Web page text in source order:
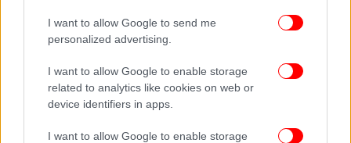
I want to allow Google to send me
personalized advertising.
I want to allow Google to enable storage
related to analytics like cookies on web or
device identifiers in apps.
I want to allow Google to enable storage
ΟΛΕΣ ΟΙ ΕΙΔΗΣΕΙΣ
Στοχευμένα μέτρα ύψους 2 δις από την κυβέρνηση για
τις αυξήσεις σε καύσιμα και ρεύμα -Αναμονή για το
πράσινο φως από την ΕΕ